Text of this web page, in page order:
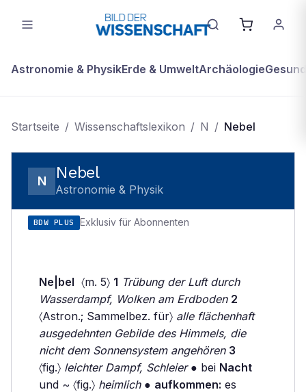
Astronomie & PhysikErde & UmweltArchäologie
Startseite / Wissenschaftslexikon / N / Nebel
N Nebel
Astronomie & Physik
BDW PLUS Exklusiv für Abonnenten
Ne|bel 〈m. 5〉 1 Trübung der Luft durch
Wasserdampf, Wolken am Erdboden 2
〈Astron.; Sammelbez. für〉 alle flächenhaft
ausgedehnten Gebilde des Himmels, die
nicht dem Sonnensystem angehören 3
〈fig.〉 leichter Dampf, Schleier● bei Nacht
und ~ 〈fig.〉 heimlich● aufkommen: es